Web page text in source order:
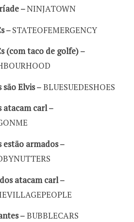
–NINJATOWN
–STATEOFEMERGENCY
(com taco de golfe) –
são Elvis –BLUESUEDESHOES
atacam carl –
estão armados –
atacam carl –
–BUBBLECARS